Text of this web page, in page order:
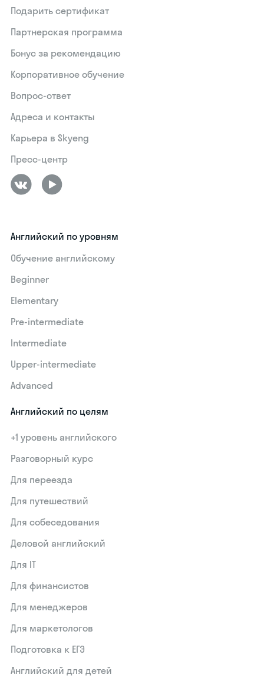
Подарить сертификат
Партнерская программа
Бонус за рекомендацию
Корпоративное обучение
Вопрос-ответ
Адреса и контакты
Карьера в Skyeng
Пресс-центр
Английский по уровням
Обучение английскому
Beginner
Elementary
Pre-intermediate
Intermediate
Upper-intermediate
Advanced
Английский по целям
+1 уровень английского
Разговорный курс
Для переезда
Для путешествий
Для собеседования
Деловой английский
Для IT
Для финансистов
Для менеджеров
Для маркетологов
Подготовка к ЕГЭ
Английский для детей